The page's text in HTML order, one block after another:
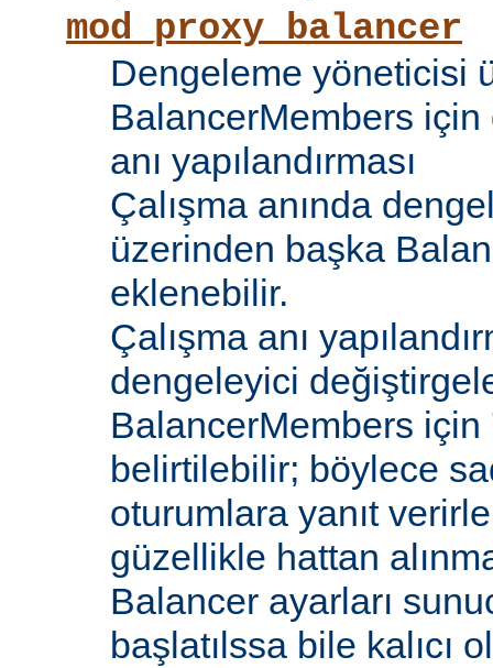
mod_proxy_balancer
Dengeleme yöneticisi
BalancerMembers için
anı yapılandırması
Çalışma anında
üzerinden başka
eklenebilir.
Çalışma anı
dengeleyici
BalancerMembers
belirtilebilir; böylece
oturumlara yanıt
güzellikle hattan
Balancer ayarları
başlatılssa bile kalıcı